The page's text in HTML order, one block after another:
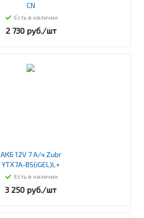
CN
Есть в наличии
2 730руб./шт
АКБ 12V 7 А/ч Zubr
YTX7A-BS(iGEL)L+
Есть в наличии
3 250 руб./шт